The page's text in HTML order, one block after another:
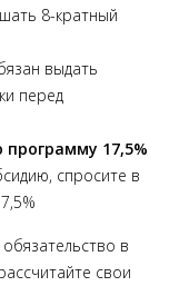
8-кратный
выдать
перед
17,5%
спросите в
в
свои